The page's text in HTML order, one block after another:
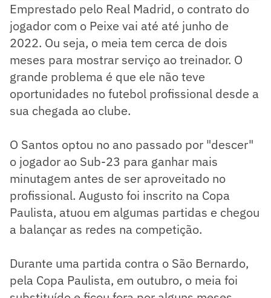
Emprestado pelo Real Madrid, o contrato do
jogador com o Peixe vai até até junho de
2022. Ou seja, o meia tem cerca de dois
meses para mostrar serviço ao treinador. O
grande problema é que ele não teve
oportunidades no futebol profissional desde a
sua chegada ao clube.
O Santos optou no ano passado por "descer"
o jogador ao Sub-23 para ganhar mais
minutagem antes de ser aproveitado no
profissional. Augusto foi inscrito na Copa
Paulista, atuou em algumas partidas e chegou
a balançar as redes na competição.
Durante uma partida contra o São Bernardo,
pela Copa Paulista, em outubro, o meia foi